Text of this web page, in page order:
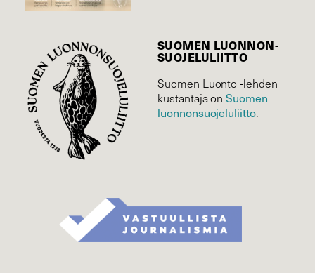
SUOMEN LUONNON­
SUOJELU­LIITTO
Suomen Luonto -lehden
kustantaja onSuomen
luonnonsuojelu­liitto.